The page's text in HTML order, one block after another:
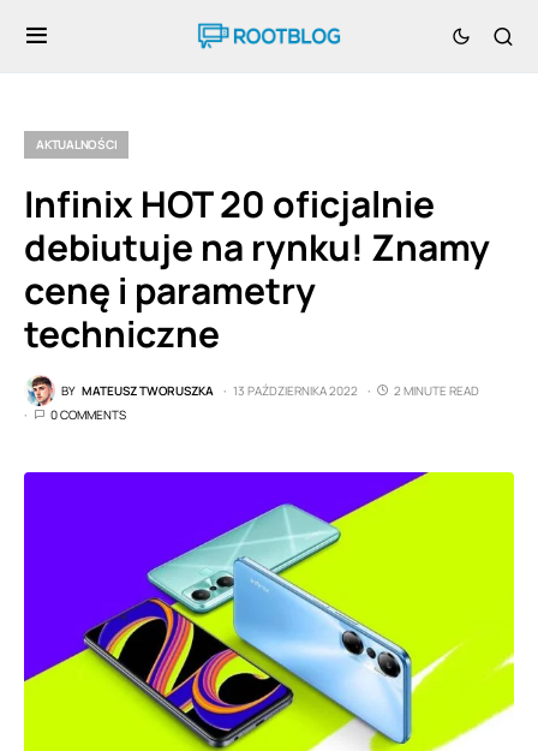
AKTUALNOŚCI
Infinix HOT 20 oficjalnie
debiutuje na rynku! Znamy
cenę i parametry
techniczne
BY MATEUSZ TWORUSZKA 13 PAŹDZIERNIKA 2022
2 MINUTE READ
0 COMMENTS